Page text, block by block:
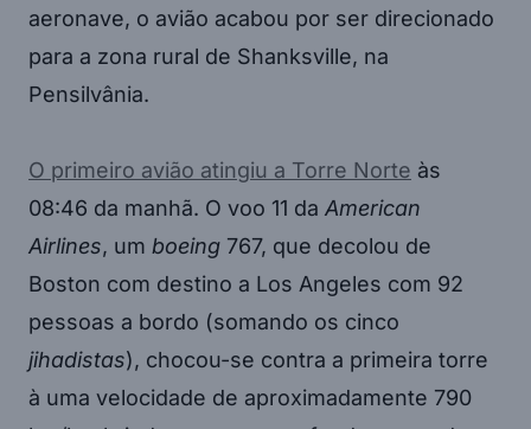
aeronave, o avião acabou por ser direcionado
para a zona rural de Shanksville, na
Pensilvânia.
O primeiro avião atingiu a Torre Norte às
08:46 da manhã. O voo 11 da American
Airlines, um boeing 767, que decolou de
Boston com destino a Los Angeles com 92
pessoas a bordo (somando os cinco
jihadistas), chocou-se contra a primeira torre
à uma velocidade de aproximadamente 790